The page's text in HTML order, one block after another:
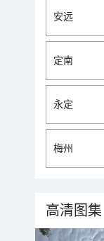
安远
定南
永定
梅州
高清图集